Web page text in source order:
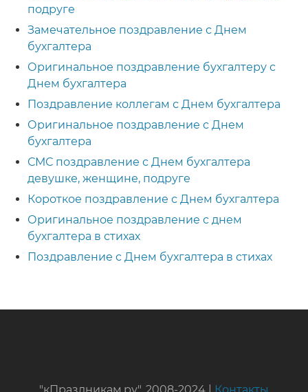
подруге
Замечательное поздравление с Днем
бухгалтера
Оригинальное поздравление бухгалтеру с
Днем бухгалтера
Поздравление коллегам с Днем бухгалтера
Оригинальное поздравление с Днем
бухгалтера
СМС поздравление с Днем бухгалтера
девушке, женщине, подруге
Короткое поздравление с Днем бухгалтера
Оригинальное поздравление с днем
бухгалтера в стихах
Поздравление с Днем бухгалтера в стихах